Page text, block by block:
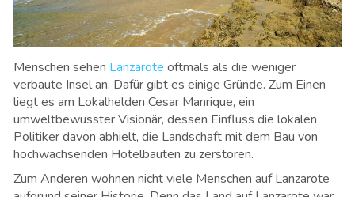
Menschen sehen Lanzarote oftmals als die weniger
verbaute Insel an. Dafür gibt es einige Gründe. Zum Einen
liegt es am Lokalhelden Cesar Manrique, ein
umweltbewusster Visionär, dessen Einfluss die lokalen
Politiker davon abhielt, die Landschaft mit dem Bau von
hochwachsenden Hotelbauten zu zerstören.
Zum Anderen wohnen nicht viele Menschen auf Lanzarote